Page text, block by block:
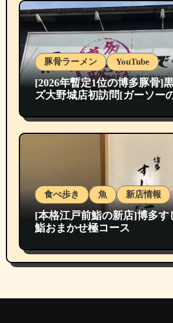
豚骨ラーメン YouTube
[2026年暫定1位の博多豚骨]
ズ大野城店初訪問[ガーソー
食べ歩き 魚 新店情報
[本格江戸前鮨の新店]博多す
鮨おまかせ極コース